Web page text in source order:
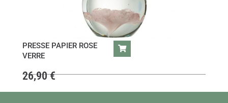
PRESSE PAPIER ROSE
VERRE
26,90€